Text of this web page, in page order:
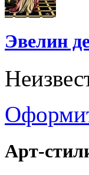
Эвелин
Арт-